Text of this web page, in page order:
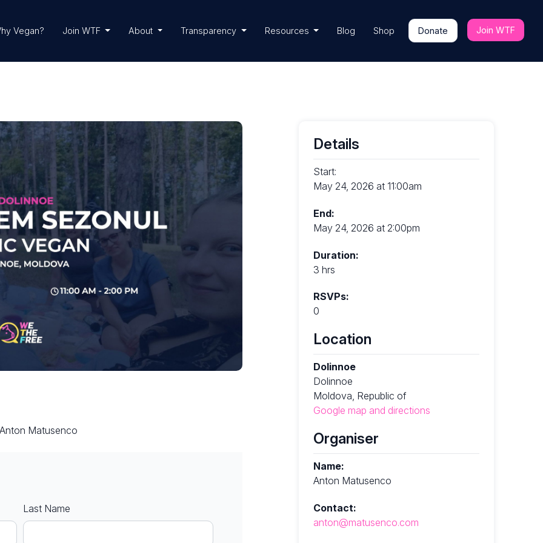
Vegan? Join WTF About Transparency Resources Blog Shop Donate Join WTF
Matusenco
Last Name
Details
Start:
May 24, 2026 at 11:00am
End:
May 24, 2026 at 2:00pm
Duration:
3 hrs
RSVPs:
0
Location
Dolinnoe
Dolinnoe
Moldova, Republic of
Google map and directions
Organiser
Name:
Anton Matusenco
Contact:
anton@matusenco.com